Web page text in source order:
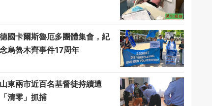
德國卡爾斯魯厄多團體集會，紀
念烏魯木齊事件17周年
山東兩市近百名基督徒持續遭
「清零」抓捕